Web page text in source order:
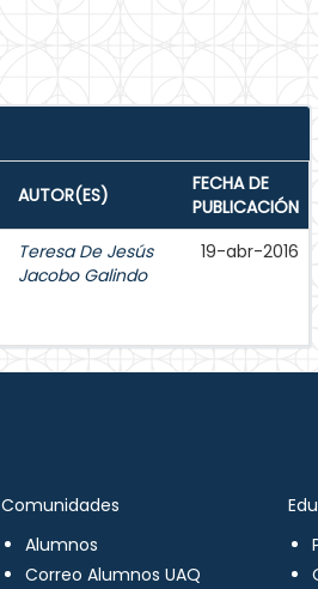
AUTOR(ES)
FECHA DE
PUBLICACIÓN
Teresa De Jesús
Jacobo Galindo
19-abr-2016
Comunidades
Alumnos
Correo Alumnos UAQ